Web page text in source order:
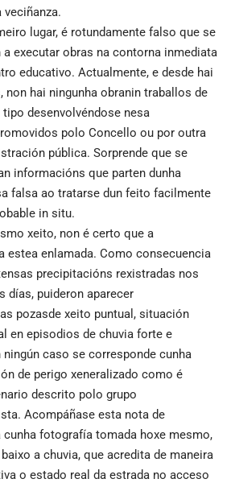
veciñanza.
lugar, é rotundamente falso que se
a executar obras na contorna inmediata
educativo. Actualmente, e desde hai
non hai ningunha obranin traballos de
tipo desenvolvéndose nesa
polo Concello ou por outra
pública. Sorprende que se
informacións que parten dunha
falsa ao tratarse dun feito facilmente
in situ.
xeito, non é certo que a
estea enlamada. Como consecuencia
precipitacións rexistradas nos
días, puideron aparecer
pozasde xeito puntual, situación
en episodios de chuvia forte e
ningún caso se corresponde cunha
de perigo xeneralizado como é
descrito polo grupo
Acompáñase esta nota de
cunha fotografía tomada hoxe mesmo,
a chuvia, que acredita de maneira
o estado real da estrada no acceso